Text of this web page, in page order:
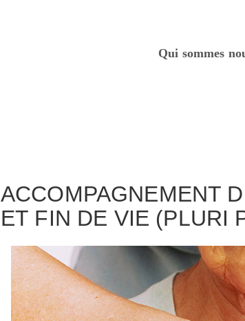
Qui sommes
ACCOMPAGNEMENT
ET FIN DE VIE (PLURI